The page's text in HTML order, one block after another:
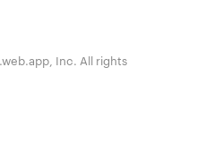
Inc. All rights